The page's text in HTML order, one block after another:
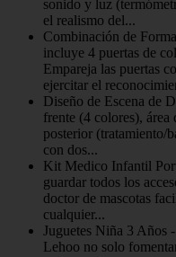
sonido y luz
el realismo del...
Combinación de
incluye 4 puertas de
Empareja las puertas
ejercitar el
Diseño de Escena de
frente (4 colores),
posterior (tratamiento/
con dos...
Kit Medico Infantil
guardar todos los
doctor de mascotas
cualquier...
Juguetes Niña 3 Años
Lehoo no solo